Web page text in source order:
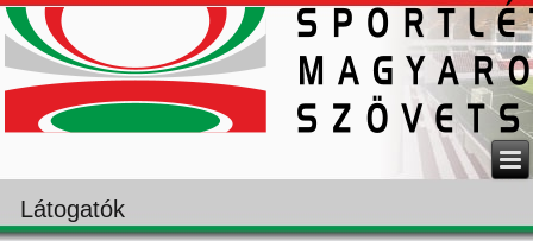
Látogatók